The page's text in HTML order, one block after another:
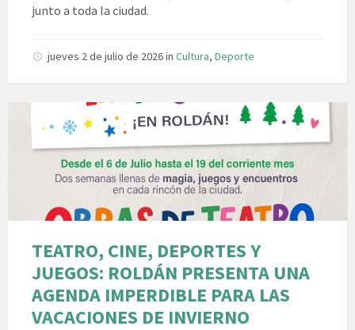
junto a toda la ciudad.
jueves 2 de julio de 2026in Cultura, Deporte
TEATRO, CINE, DEPORTES Y
JUEGOS: ROLDÁN PRESENTA UNA
AGENDA IMPERDIBLE PARA LAS
VACACIONES DE INVIERNO